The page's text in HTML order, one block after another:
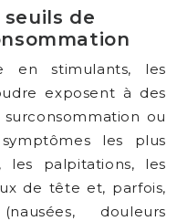
de
en stimulants, les
exposent à des
ou
les plus
les palpitations, les
de tête et, parfois,
douleurs